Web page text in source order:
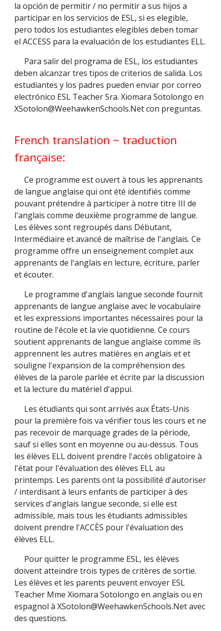
la opción de permitir / no permitir a sus hijos a
participar en los servicios de ESL, si es elegible,
pero todos los estudiantes elegibles deben tomar
el ACCESS para la evaluación de los estudiantes ELL.
Para salir del programa de ESL, los estudiantes
deben alcanzar tres tipos de criterios de salida. Los
estudiantes y los padres pueden enviar por correo
electrónico ESL Teacher Sra. Xiomara Sotolongo en
XSotolon@WeehawkenSchools.Net con preguntas.
French translation ~ traduction
française:
Ce programme est ouvert à tous les apprenants
de langue anglaise qui ont été identifiés comme
pouvant prétendre à participer à notre titre III de
l'anglais comme deuxième programme de langue.
Les élèves sont regroupés dans Débutant,
Intermédiaire et avancé de maîtrise de l'anglais. Ce
programme offre un enseignement complet aux
apprenants de l'anglais en lecture, écriture, parler
et écouter.
Le programme d'anglais langue seconde fournit
apprenants de langue anglaise avec le vocabulaire
et les expressions importantes nécessaires pour la
routine de l'école et la vie quotidienne. Ce cours
soutient apprenants de langue anglaise comme ils
apprennent les autres matières en anglais et et
souligne l'expansion de la compréhension des
élèves de la parole parlée et écrite par la discussion
et la lecture du matériel d'appui.
Les étudiants qui sont arrivés aux États-Unis
pour la première fois va vérifier tous les cours et ne
pas recevoir de marquage grades de la période,
sauf si elles sont en moyenne ou au-dessus. Tous
les élèves ELL doivent prendre l'accès obligatoire à
l'état pour l'évaluation des élèves ELL au
printemps. Les parents ont la possibilité d'autoriser
/ interdisant à leurs enfants de participer à des
services d'anglais langue seconde, si elle est
admissible, mais tous les étudiants admissibles
doivent prendre l'ACCÈS pour l'évaluation des
élèves ELL.
Pour quitter le programme ESL, les élèves
doivent atteindre trois types de critères de sortie.
Les élèves et les parents peuvent envoyer ESL
Teacher Mme Xiomara Sotolongo en anglais ou en
espagnol à XSotolon@WeehawkenSchools.Net avec
des questions.